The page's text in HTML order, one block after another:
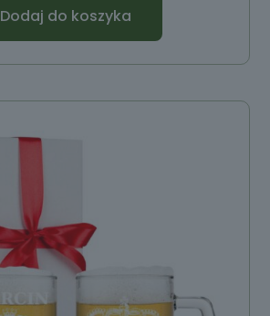
Dodaj do koszyka